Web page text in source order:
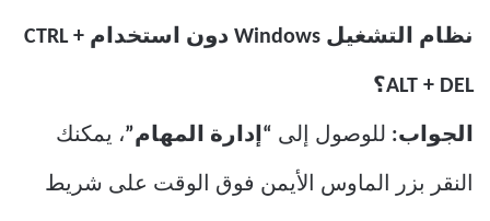
نظام التشغيل Windows دون استخدام CTRL +
ALT + DEL؟
الجواب: للوصول إلى “إدارة المهام”، يمكنك
النقر بزر الماوس الأيمن فوق الوقت على شريط